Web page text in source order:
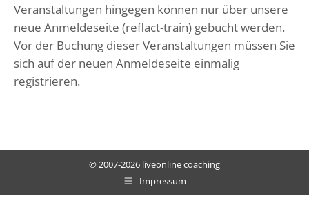
Veranstaltungen hingegen können nur über unsere
neue Anmeldeseite (reflact-train) gebucht werden.
Vor der Buchung dieser Veranstaltungen müssen Sie
sich auf der neuen Anmeldeseite einmalig
registrieren.
© 2007-2026 liveonline coaching
Impressum